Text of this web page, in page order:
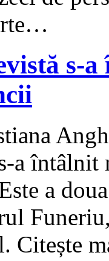
s-
a
a
Citește